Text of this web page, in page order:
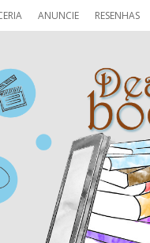
ANUNCIE RESENHAS